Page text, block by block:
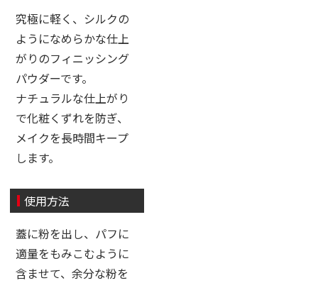
究極に軽く、シルクの
ようになめらかな仕上
がりのフィニッシング
パウダーです。
ナチュラルな仕上がり
で化粧くずれを防ぎ、
メイクを長時間キープ
します。
使用方法
蓋に粉を出し、パフに
適量をもみこむように
含ませて、余分な粉を